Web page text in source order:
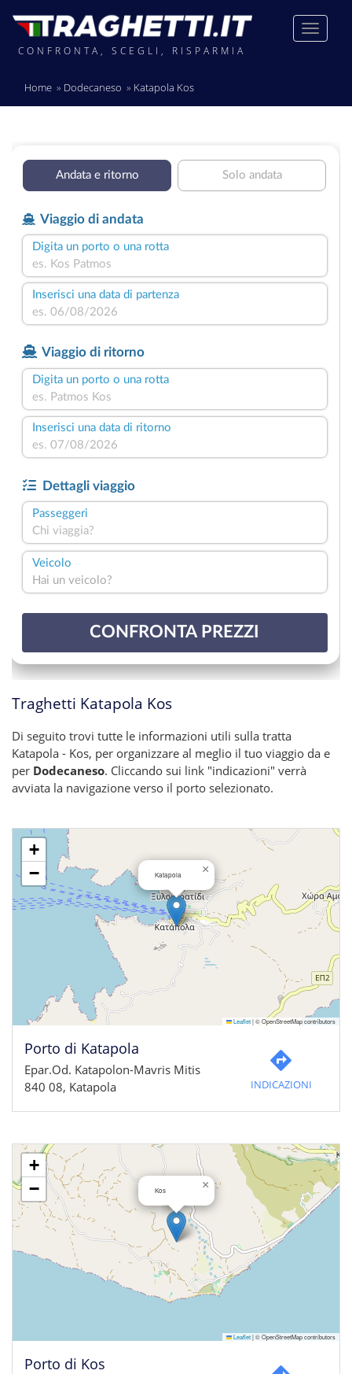
CONFRONTA, SCEGLI, RISPARMIA
Home Dodecaneso Katapola Kos
Traghetti Katapola Kos
Di seguito trovi tutte le informazioni utili sulla tratta
Katapola - Kos, per organizzare al meglio il tuo viaggio da e
per Dodecaneso. Cliccando sui link "indicazioni" verrà
avviata la navigazione verso il porto selezionato.
Katapola ×
+
−
Leaflet|© OpenStreetMap contributors
Porto di Katapola
Epar.Od. Katapolon-Mavris Mitis
840 08, Katapola
INDICAZIONI
Kos ×
+
−
Leaflet|© OpenStreetMap contributors
Porto di Kos